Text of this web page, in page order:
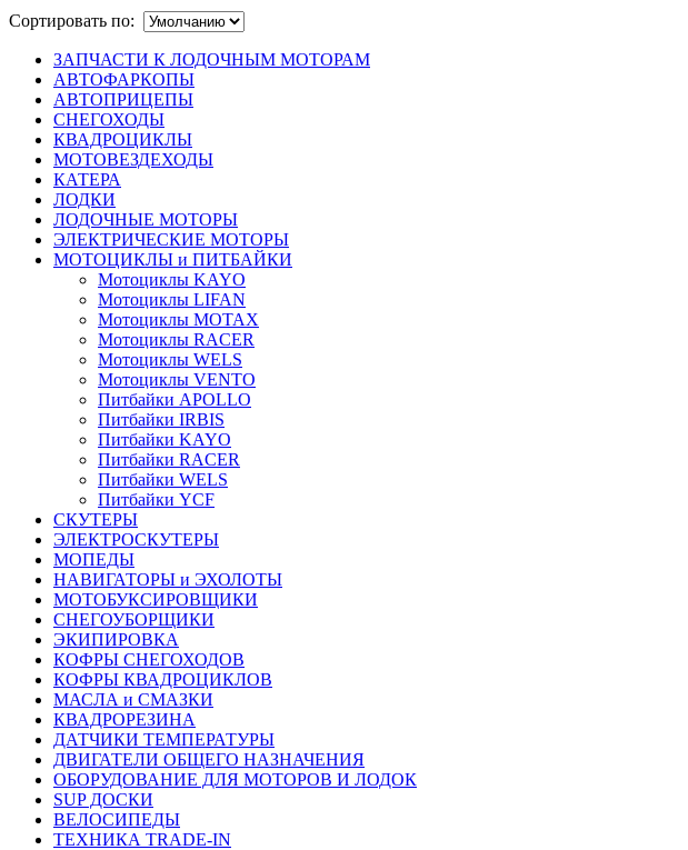
Сортировать по:
ЗАПЧАСТИ К ЛОДОЧНЫМ МОТОРАМ
АВТОФАРКОПЫ
АВТОПРИЦЕПЫ
СНЕГОХОДЫ
КВАДРОЦИКЛЫ
МОТОВЕЗДЕХОДЫ
КАТЕРА
ЛОДКИ
ЛОДОЧНЫЕ МОТОРЫ
ЭЛЕКТРИЧЕСКИЕ МОТОРЫ
МОТОЦИКЛЫ и ПИТБАЙКИ
Мотоциклы KAYO
Мотоциклы LIFAN
Мотоциклы MOTAX
Мотоциклы RACER
Mотоциклы WELS
Мотоциклы VENTO
Питбайки APOLLO
Питбайки IRBIS
Питбайки KAYO
Питбайки RACER
Питбайки WELS
Питбайки YCF
СКУТЕРЫ
ЭЛЕКТРОСКУТЕРЫ
МОПЕДЫ
НАВИГАТОРЫ и ЭХОЛОТЫ
МОТОБУКСИРОВЩИКИ
СНЕГОУБОРЩИКИ
ЭКИПИРОВКА
КОФРЫ СНЕГОХОДОВ
КОФРЫ КВАДРОЦИКЛОВ
МАСЛА и СМАЗКИ
КВАДРОРЕЗИНА
ДАТЧИКИ ТЕМПЕРАТУРЫ
ДВИГАТЕЛИ ОБЩЕГО НАЗНАЧЕНИЯ
ОБОРУДОВАНИЕ ДЛЯ МОТОРОВ И ЛОДОК
SUP ДОСКИ
ВЕЛОСИПЕДЫ
ТЕХНИКА TRADE-IN